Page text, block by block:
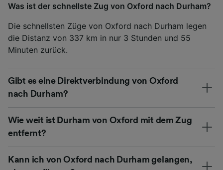
Was ist der schnellste Zug von Oxford nach Durham?
Die schnellsten Züge von Oxford nach Durham legen
die Distanz von 337 km in nur 3 Stunden und 55
Minuten zurück.
Gibt es eine Direktverbindung von Oxford
nach Durham?
Wie weit ist Durham von Oxford mit dem Zug
entfernt?
Kann ich von Oxford nach Durham gelangen,